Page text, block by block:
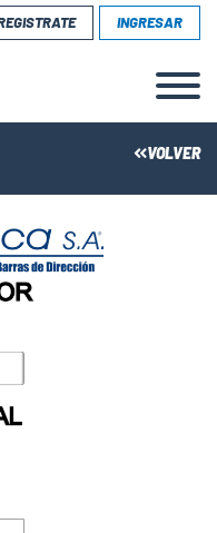
INGRESAR
VOLVER